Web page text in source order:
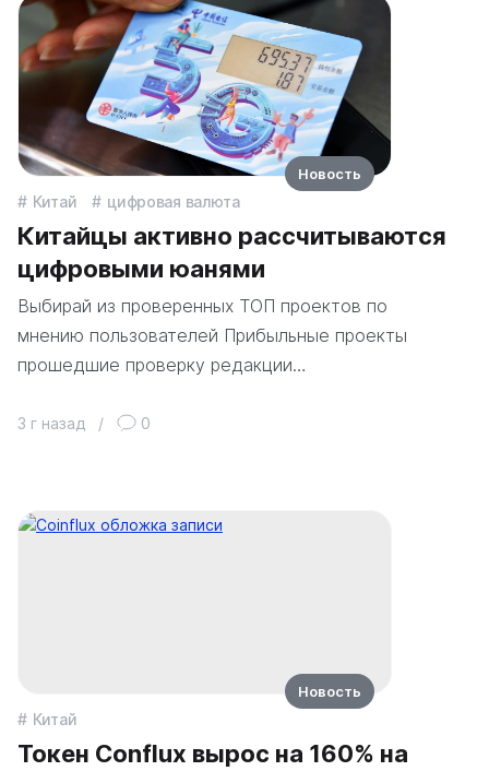
Китай цифровая валюта
Китайцы активно рассчитываются
цифровыми юанями
Выбирай из проверенных ТОП проектов по
мнению пользователей Прибыльные проекты
прошедшие проверку редакции…
3 г назад / 0
Новость
Китай
Токен Conflux вырос на 160% на
Новость